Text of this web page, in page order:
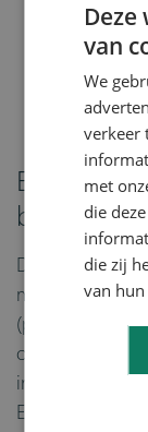
kunnen
hoe
klanten
Een
bekijken
De afgelopen
met het
(product
oplossing, de
in verband
Een startpunt
van
We
verkeer
met
die
die zij
van